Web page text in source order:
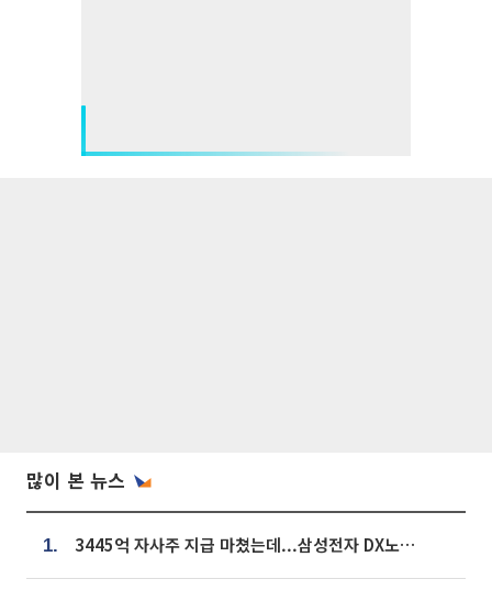
많이 본 뉴스
1. 3445억 자사주 지급 마쳤는데...삼성전자 DX노조, 뒤늦은 '떼쓰기 집회'